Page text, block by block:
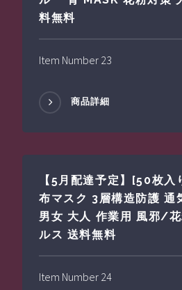
料無料
Item Number 23
商品詳細
【5月配達予定】[50枚
布マスク 3層構造防護 通
男女 大人 作業用 風邪/
ルス 送料無料
Item Number 24